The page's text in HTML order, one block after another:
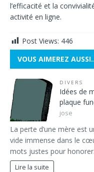
l’efficacité et la
activité en ligne.
Post Views: 446
VOUS AIMEREZ
DIVERS
Idées de
plaque
jose
La perte d’une mère est
vide immense dans le
mots justes pour
Lire la suite